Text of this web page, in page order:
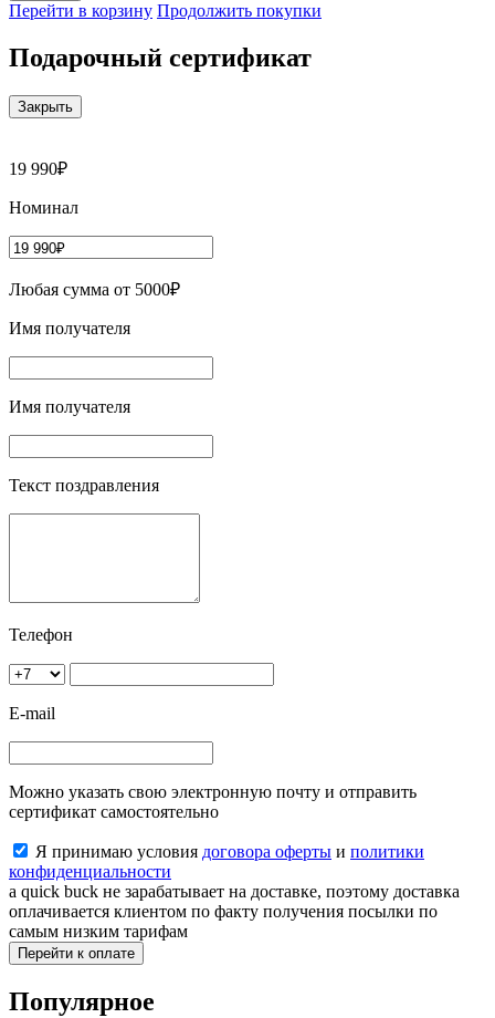
Перейти в корзину Продолжить покупки
Подарочный сертификат
Закрыть
19 990₽
Номинал
Любая сумма от 5000₽
Имя получателя
Имя получателя
Текст поздравления
Телефон
E-mail
Можно указать свою электронную почту и отправить
сертификат самостоятельно
Я принимаю условия договора оферты и политики
конфиденциальности
a quick buck не зарабатывает на доставке, поэтому доставка
оплачивается клиентом по факту получения посылки по
самым низким тарифам
Перейти к оплате
Популярное